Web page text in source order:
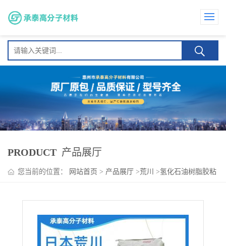
PRODUCT 产品展厅
您当前的位置： 网站首页 > 产品展厅 >荒川 >氢化石油树脂胶粘